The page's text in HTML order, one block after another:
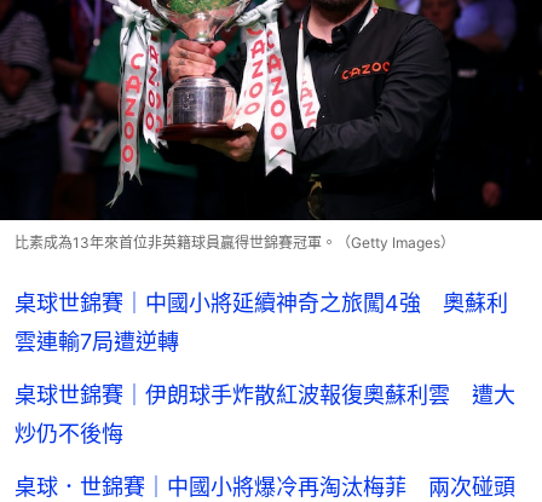
比素成為13年來首位非英籍球員贏得世錦賽冠軍。（Getty Images）
桌球世錦賽｜中國小將延續神奇之旅闖4強 奧蘇利
雲連輸7局遭逆轉
桌球世錦賽｜伊朗球手炸散紅波報復奧蘇利雲 遭大
炒仍不後悔
桌球．世錦賽｜中國小將爆冷再淘汰梅菲 兩次碰頭